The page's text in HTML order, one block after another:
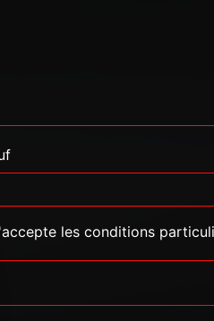
les conditions